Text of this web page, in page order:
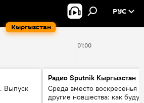
Кыргызстан
РУС
01:00
Выпуск
Радио Sputnik Кыргызстан
Среда вместо воскресенья и
другие новшества: как будут